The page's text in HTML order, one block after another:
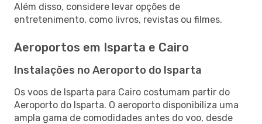
Além disso, considere levar opções de
entretenimento, como livros, revistas ou filmes.
Aeroportos em Isparta e Cairo
Instalações no Aeroporto do Isparta
Os voos de Isparta para Cairo costumam partir do
Aeroporto do Isparta. O aeroporto disponibiliza uma
ampla gama de comodidades antes do voo, desde